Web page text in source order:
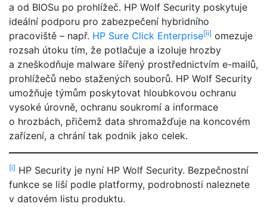
a od BIOSu po prohlížeč. HP Wolf Security poskytuje
ideální podporu pro zabezpečení hybridního
pracoviště – např. HP Sure Click Enterprise[ii] omezuje
rozsah útoku tím, že potlačuje a izoluje hrozby
a zneškodňuje malware šířený prostřednictvím e-mailů,
prohlížečů nebo stažených souborů. HP Wolf Security
umožňuje týmům poskytovat hloubkovou ochranu
vysoké úrovně, ochranu soukromí a informace
o hrozbách, přičemž data shromažďuje na koncovém
zařízení, a chrání tak podnik jako celek.
[i] HP Security je nyní HP Wolf Security. Bezpečnostní
funkce se liší podle platformy, podrobnosti naleznete
v datovém listu produktu.